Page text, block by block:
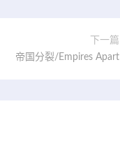
下一篇
帝国分裂/Empires Apart